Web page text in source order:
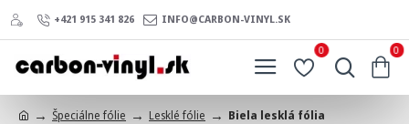
+421 915 341 826 INFO@CARBON-VINYL.SK
0 0
Špeciálne fólie Lesklé fólie Biela lesklá fólia